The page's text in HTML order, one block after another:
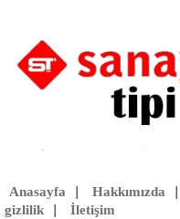
Anasayfa Hakkımızda
gizlilik
İletişim